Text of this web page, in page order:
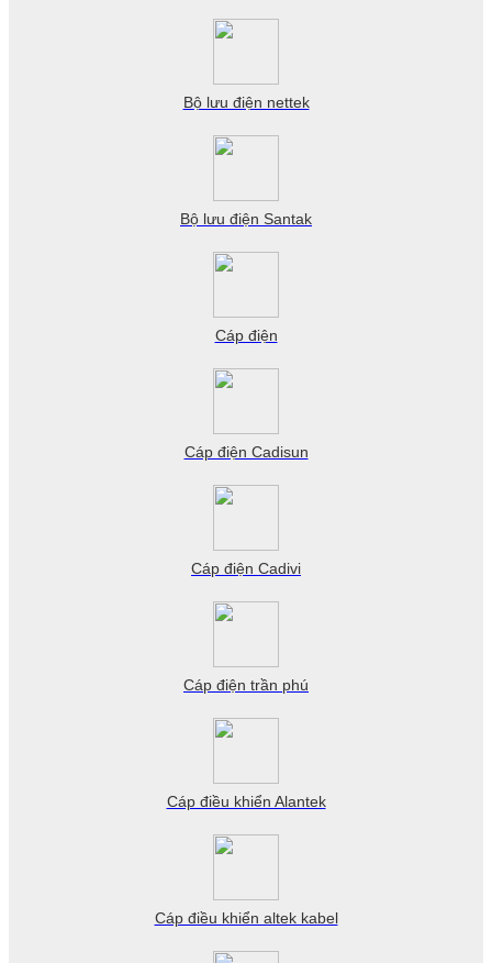
Bộ lưu điện nettek
Bộ lưu điện Santak
Cáp điện
Cáp điện Cadisun
Cáp điện Cadivi
Cáp điện trần phú
Cáp điều khiển Alantek
Cáp điều khiển altek kabel